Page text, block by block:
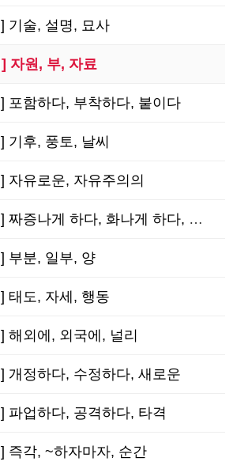
기술, 설명, 묘사
자원, 부, 자료
포함하다, 부착하다, 붙이다
기후, 풍토, 날씨
자유로운, 자유주의의
게 하다, 화나게 하다, 신경질나게 하다
부분, 일부, 양
태도, 자세, 행동
해외에, 외국에, 널리
개정하다, 수정하다, 새로운
파업하다, 공격하다, 타격
즉각, ~하자마자, 순간